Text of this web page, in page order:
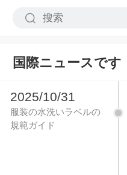
国際ニュースです
2025/10/31
服装の水洗いラベルの
規範ガイド